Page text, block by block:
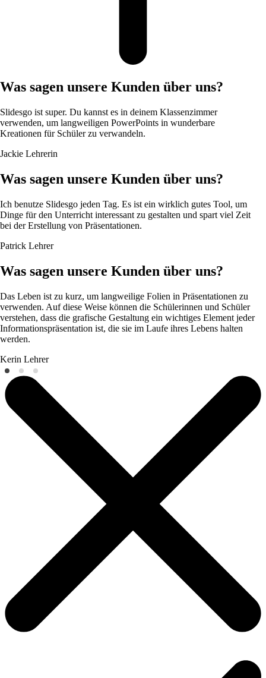
Was sagen unsere Kunden über uns?
Slidesgo ist super. Du kannst es in deinem Klassenzimmer
verwenden, um langweiligen PowerPoints in wunderbare
Kreationen für Schüler zu verwandeln.
Jackie Lehrerin
Was sagen unsere Kunden über uns?
Ich benutze Slidesgo jeden Tag. Es ist ein wirklich gutes Tool, um
Dinge für den Unterricht interessant zu gestalten und spart viel Zeit
bei der Erstellung von Präsentationen.
Patrick Lehrer
Was sagen unsere Kunden über uns?
Das Leben ist zu kurz, um langweilige Folien in Präsentationen zu
verwenden. Auf diese Weise können die Schülerinnen und Schüler
verstehen, dass die grafische Gestaltung ein wichtiges Element jeder
Informationspräsentation ist, die sie im Laufe ihres Lebens halten
werden.
Kerin Lehrer